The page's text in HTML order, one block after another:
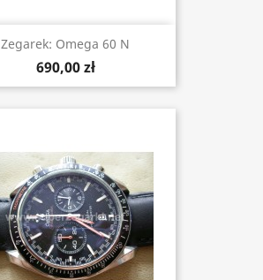
Zegarek: Omega 60 N
690,00 zł